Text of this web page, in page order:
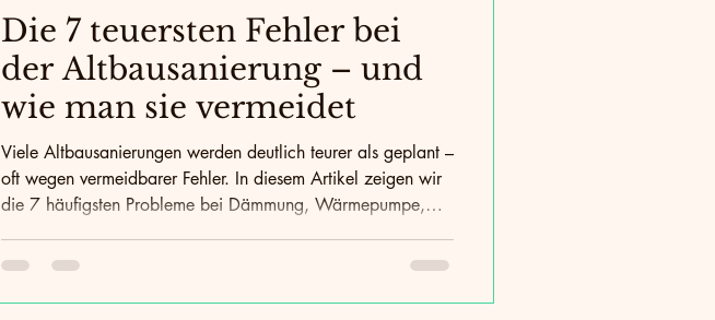
Die 7 teuersten Fehler bei
der Altbausanierung – und
wie man sie vermeidet
Viele Altbausanierungen werden deutlich teurer als geplant –
oft wegen vermeidbarer Fehler. In diesem Artikel zeigen wir
die 7 häufigsten Probleme bei Dämmung, Wärmepumpe,
kostspielige Fehlentscheidungen vermeiden können.